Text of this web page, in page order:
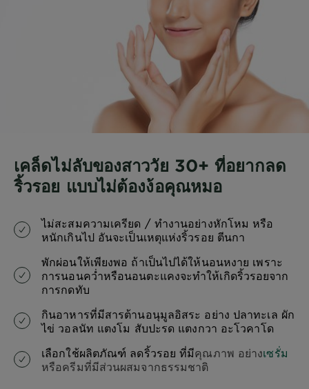
เคล็ดไม่ลับของสาววัย 30+ ที่อยากลด
ริ้วรอย แบบไม่ต้องง้อคุณหมอ
ไม่สะสมความเครียด / ทำงานอย่างหักโหม หรือ
หนักเกินไป อันจะเป็นเหตุแห่งริ้วรอย ตีนกา
พักผ่อนให้เพียงพอ ถ้าเป็นไปได้ให้นอนหงาย เพราะ
การนอนคว่ำหรือนอนตะแคงจะทำให้เกิดริ้วรอยจาก
การกดทับ
กินอาหารที่มีสารต้านอนุมูลอิสระ อย่าง ปลาทะเล ผัก
ไข่ วอลนัท แตงโม สับปะรด แตงกวา อะโวคาโด
เลือกใช้ผลิตภัณฑ์ ลดริ้วรอย ที่มีคุณภาพ อย่างเซรั่ม
หรือครีมที่มีส่วนผสมจากธรรมชาติ